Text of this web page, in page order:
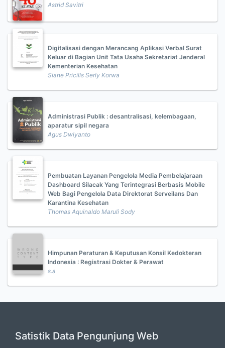
Astrid Savitri
Digitalisasi dengan Merancang Aplikasi Verbal Surat
Keluar di Bagian Unit Tata Usaha Sekretariat Jenderal
Kementerian Kesehatan
Siane Pricills Serly Korwa
Administrasi Publik : desantralisasi, kelembagaan,
aparatur sipil negara
Agus Dwiyanto
Pembuatan Layanan Pengelola Media Pembelajaraan
Dashboard Silacak Yang Terintegrasi Berbasis Mobile
Web Bagi Pengelola Data Direktorat Serveilans Dan
Karantina Kesehatan
Thomas Aquinaldo Maruli Sody
Himpunan Peraturan & Keputusan Konsil Kedokteran
Indonesia : Registrasi Dokter & Perawat
s.a
Satistik Data Pengunjung Web